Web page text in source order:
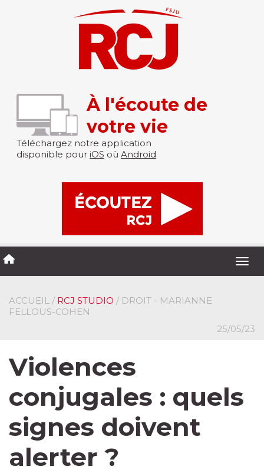
À l'écoute de
votre vie
Téléchargez notre application
disponible pour iOS où Android
ACCUEIL / RCJ STUDIO / DROIT - MARIANNE
FELLOUS-COHEN
25/05/23
Violences
conjugales : quels
signes doivent
alerter ?